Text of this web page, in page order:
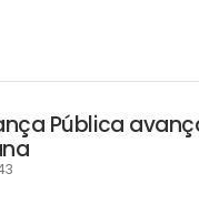
Pública